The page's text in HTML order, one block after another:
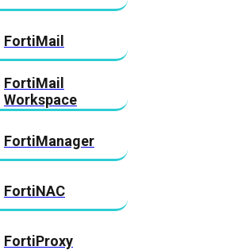
FortiMail
FortiMail
Workspace
FortiManager
FortiNAC
FortiProxy